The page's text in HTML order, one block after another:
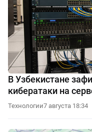
В Узбекистане
кибератаки на
Технологии7 августа 18:34